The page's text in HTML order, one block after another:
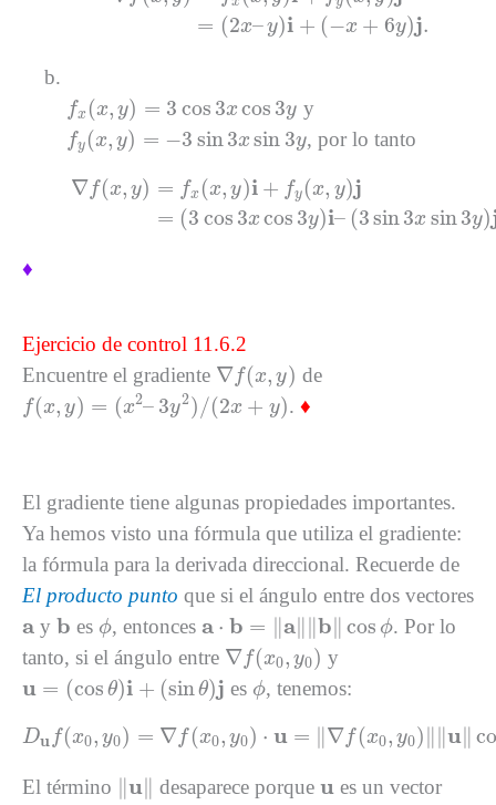
= (2x–y)i + (−x + 6y)j.
b.
fx (x, y) = 3 cos 3x cos 3y
fx (x = cos cos y
fy (x, y) = −3 sin3x sin 3y
fy (x = sin3 x sin , por lo tanto
∇ f(x, y) = fx (x, y)i + fy (x, y)j
= (3 cos 3x cos 3y)i– (3sin3x sin3y)
∇f (x, =f ,y )i (x y j= ( cos 3
♦
Ejercicio de control 11.6.2
Encuentre el gradiente ∇ f(x, y)
∇f (x de
f(x, y) = (x2– 3y2) /(2x + y)
f(x = – 3y )/ 2x +y) . ♦
El gradiente tiene algunas propiedades importantes.
Ya hemos visto una fórmula que utiliza el gradiente:
la fórmula para la derivada direccional. Recuerde de
El producto punto que si el ángulo entre dos vectores
a
a y b
b es ϕ
ϕ, entonces a ⋅ b = ∥a∥ ∥b ∥ cos ϕ
= b cosϕ
. Por lo
tanto, si el ángulo entre ∇ f(x0, y0)
∇f (x y
u = (cos θ)i + (sinθ)j
cos +(sin θ) j es ϕ
ϕ, tenemos:
Du f(x0, y0) = ∇ f (x0, y0) ⋅ u = ∥∇ f(x0, y0) ∥ ∥u∥
uf 0,y 0)= 0 =‖∇ f(x )‖ ‖u‖ cos
El término ∥u ∥
‖u desaparece porque u
u es un vector